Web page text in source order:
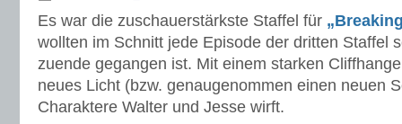
Es war die zuschauerstärkste Staffel für
wollten im Schnitt jede Episode der dritten Staffel
zuende gegangen ist. Mit einem starken
neues Licht (bzw. genaugenommen einen neuen
Charaktere Walter und Jesse wirft.